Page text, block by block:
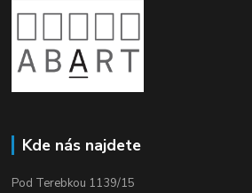
Kde nás najdete
Pod Terebkou 1139/15